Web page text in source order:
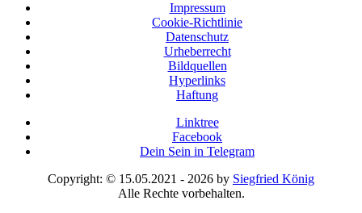
Impressum
Cookie-Richtlinie
Datenschutz
Urheberrecht
Bildquellen
Hyperlinks
Haftung
Linktree
Facebook
Dein Sein in Telegram
Copyright: © 15.05.2021 - 2026 by Siegfried König
Alle Rechte vorbehalten.